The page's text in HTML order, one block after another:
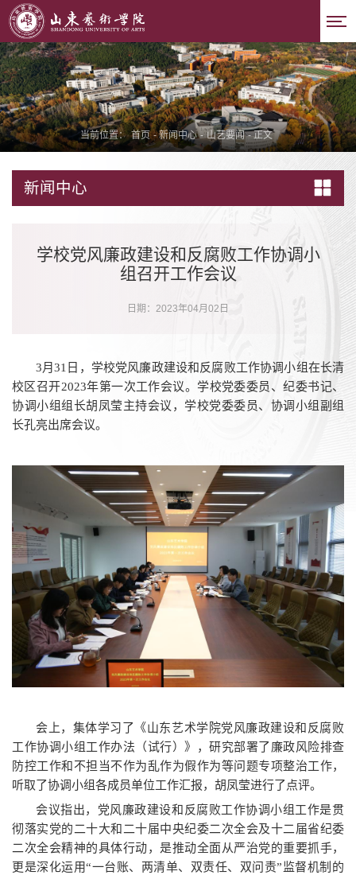
当前位置： 首页 - 新闻中心 - 山艺要闻 - 正文
新闻中心
学校党风廉政建设和反腐败工作协调小
组召开工作会议
日期：2023年04月02日
3月31日，学校党风廉政建设和反腐败工作协调小组在长清
校区召开2023年第一次工作会议。学校党委委员、纪委书记、
协调小组组长胡凤莹主持会议，学校党委委员、协调小组副组
长孔亮出席会议。
会上，集体学习了《山东艺术学院党风廉政建设和反腐败
工作协调小组工作办法（试行）》，研究部署了廉政风险排查
防控工作和不担当不作为乱作为假作为等问题专项整治工作，
听取了协调小组各成员单位工作汇报，胡凤莹进行了点评。
会议指出，党风廉政建设和反腐败工作协调小组工作是贯
彻落实党的二十大和二十届中央纪委二次全会及十二届省纪委
二次全会精神的具体行动，是推动全面从严治党的重要抓手，
更是深化运用“一台账、两清单、双责任、双问责”监督机制的